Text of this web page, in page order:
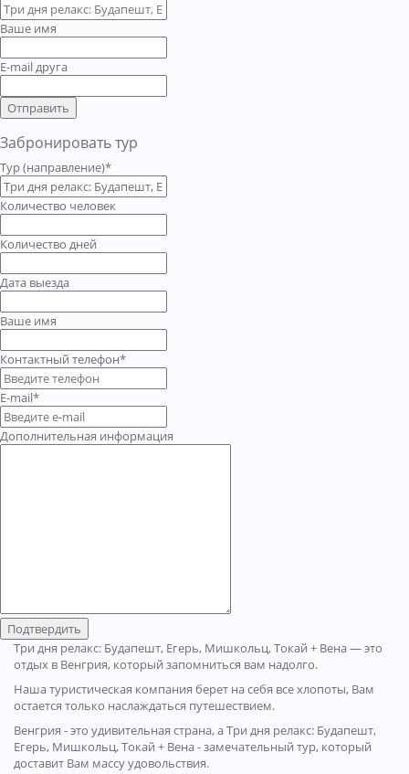
Ваше имя
E-mail друга
Отправить
Забронировать тур
Тур (направление)*
Количество человек
Количество дней
Дата выезда
Ваше имя
Контактный телефон*
E-mail*
Дополнительная информация
Подтвердить
Три дня релакс: Будапешт, Егерь, Мишкольц, Токай + Вена — это
отдых в Венгрия, который запомниться вам надолго.
Наша туристическая компания берет на себя все хлопоты, Вам
остается только наслаждаться путешествием.
Венгрия - это удивительная страна, а Три дня релакс: Будапешт,
Егерь, Мишкольц, Токай + Вена - замечательный тур, который
доставит Вам массу удовольствия.